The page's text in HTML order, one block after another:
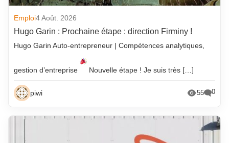
Emploi4 Août. 2026
Hugo Garin : Prochaine étape : direction Firminy !
Hugo Garin Auto-entrepreneur | Compétences analytiques,
gestion d’entreprise Nouvelle étape ! Je suis très […]
piwi 55 0